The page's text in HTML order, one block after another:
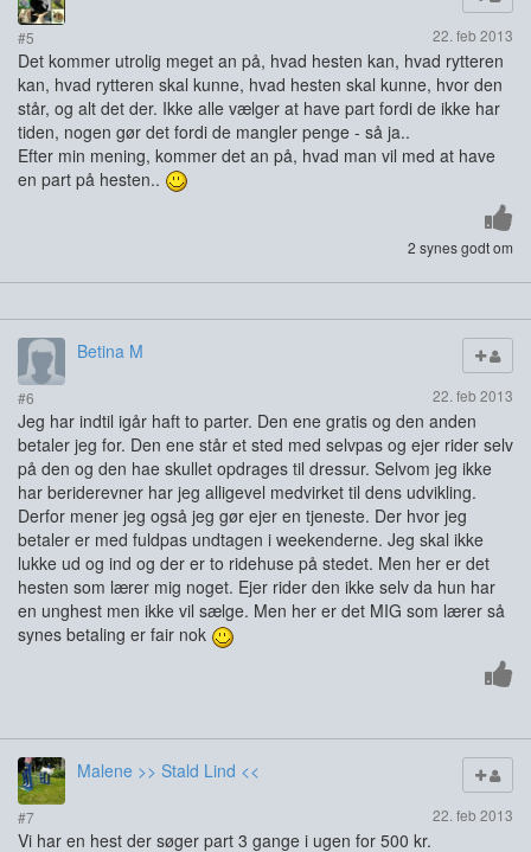
#5 22. feb 2013
Det kommer utrolig meget an på, hvad hesten kan, hvad rytteren
kan, hvad rytteren skal kunne, hvad hesten skal kunne, hvor den
står, og alt det der. Ikke alle vælger at have part fordi de ikke har
tiden, nogen gør det fordi de mangler penge - så ja..
Efter min mening, kommer det an på, hvad man vil med at have
en part på hesten..
2 synes godt om
Betina M
#6 22. feb 2013
Jeg har indtil igår haft to parter. Den ene gratis og den anden
betaler jeg for. Den ene står et sted med selvpas og ejer rider selv
på den og den hae skullet opdrages til dressur. Selvom jeg ikke
har beriderevner har jeg alligevel medvirket til dens udvikling.
Derfor mener jeg også jeg gør ejer en tjeneste. Der hvor jeg
betaler er med fuldpas undtagen i weekenderne. Jeg skal ikke
lukke ud og ind og der er to ridehuse på stedet. Men her er det
hesten som lærer mig noget. Ejer rider den ikke selv da hun har
en unghest men ikke vil sælge. Men her er det MIG som lærer så
synes betaling er fair nok
Malene >> Stald Lind <<
#7 22. feb 2013
Vi har en hest der søger part 3 gange i ugen for 500 kr.